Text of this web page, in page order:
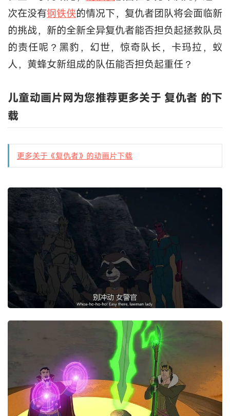
次在没有钢铁侠的情况下，复仇者团队将会面临新
的挑战，新的全新全异复仇者能否担负起拯救队员
的责任呢？黑豹，幻世，惊奇队长，卡玛拉，蚁
人，黄蜂女新组成的队伍能否担负起重任？
儿童动画片网为您推荐更多关于 复仇者 的下
载
更多关于《复仇者》的动画片下载